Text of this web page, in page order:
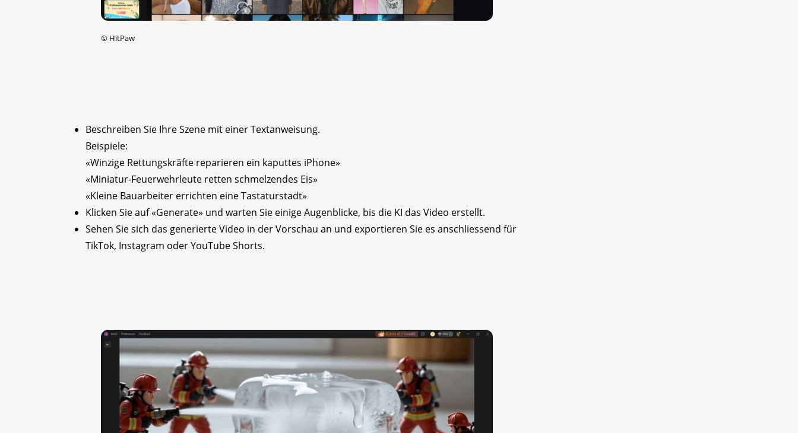
© HitPaw
Beschreiben Sie Ihre Szene mit einer Textanweisung.
Beispiele:
«Winzige Rettungskräfte reparieren ein kaputtes iPhone»
«Miniatur-Feuerwehrleute retten schmelzendes Eis»
«Kleine Bauarbeiter errichten eine Tastaturstadt»
Klicken Sie auf «Generate» und warten Sie einige Augenblicke, bis die KI das Video erstellt.
Sehen Sie sich das generierte Video in der Vorschau an und exportieren Sie es anschliessend für
TikTok, Instagram oder YouTube Shorts.